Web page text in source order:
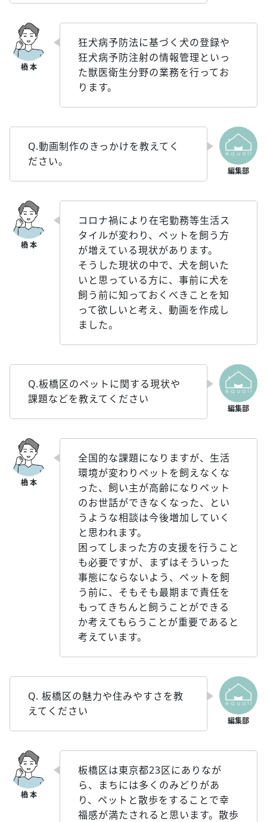
狂犬病予防法に基づく犬の登録や
狂犬病予防注射の情報管理といっ
た獣医衛生分野の業務を行ってお
ります。
Q.動画制作のきっかけを教えてく
ださい。
コロナ禍により在宅勤務等生活ス
タイルが変わり、ペットを飼う方
が増えている現状があります。
そうした現状の中で、犬を飼いた
いと思っている方に、事前に犬を
飼う前に知っておくべきことを知
って欲しいと考え、動画を作成し
ました。
Q.板橋区のペットに関する現状や
課題などを教えてください
全国的な課題になりますが、生活
環境が変わりペットを飼えなくな
った、飼い主が高齢になりペット
のお世話ができなくなった、とい
うような相談は今後増加していく
と思われます。
困ってしまった方の支援を行うこと
も必要ですが、まずはそういった
事態にならないよう、ペットを飼
う前に、そもそも最期まで責任を
もってきちんと飼うことができる
か考えてもらうことが重要であると
考えています。
Q. 板橋区の魅力や住みやすさを教
えてください
板橋区は東京都23区にありなが
ら、まちには多くのみどりがあ
り、ペットと散歩をすることで幸
福感が満たされると思います。散歩